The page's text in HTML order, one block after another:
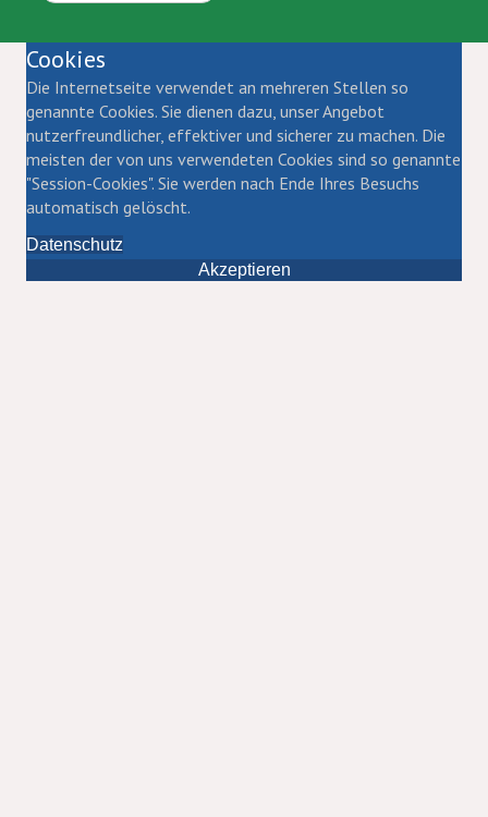
Cookies
Die Internetseite verwendet an mehreren Stellen so
genannte Cookies. Sie dienen dazu, unser Angebot
nutzerfreundlicher, effektiver und sicherer zu machen. Die
meisten der von uns verwendeten Cookies sind so genannte
"Session-Cookies". Sie werden nach Ende Ihres Besuchs
automatisch gelöscht.
Datenschutz
Akzeptieren